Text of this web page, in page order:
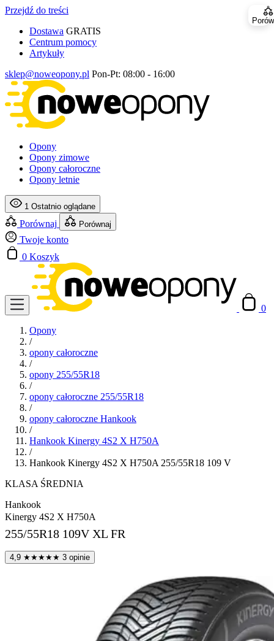
Przejdź do treści
Dostawa GRATIS
Centrum pomocy
Artykuły
sklep@noweopony.pl Pon-Pt: 08:00 - 16:00
Opony
Opony zimowe
Opony całoroczne
Opony letnie
1 Ostatnio oglądane
Porównaj Porównaj
Twoje konto
0 Koszyk
0
Opony
/
opony całoroczne
/
opony 255/55R18
/
opony całoroczne 255/55R18
/
opony całoroczne Hankook
/
Hankook Kinergy 4S2 X H750A
/
Hankook Kinergy 4S2 X H750A 255/55R18 109 V
KLASA ŚREDNIA
Hankook
Kinergy 4S2 X H750A
255/55R18 109V XL FR
4,9 ★★★★★ 3 opinie